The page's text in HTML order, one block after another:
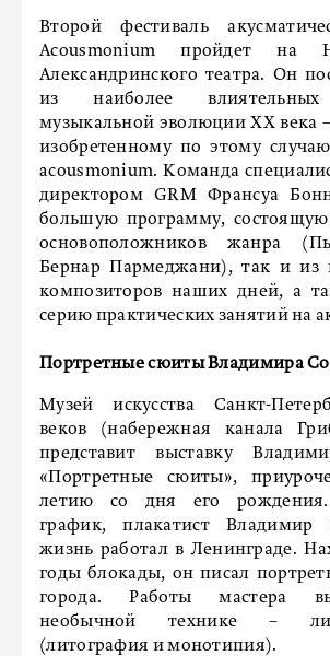
Второй фестиваль
Acousmonium пройдет на
Александринского театра. Он
из наиболее
музыкальной эволюции ХХ века
изобретенному по этому
acousmonium. Команда
директором GRM Франсуа
большую программу,
основоположников жанра
Бернар Пармеджани), так и из
композиторов наших дней, а
серию практических занятий на
Портретные сюиты Владимира
Музей искусства Санкт-
веков (набережная канала
представит выставку
«Портретные сюиты»,
летию со дня его
график, плакатист Владимир
жизнь работал в Ленинграде.
годы блокады, он писал
города. Работы мастера
необычной технике –
(литография и монотипия).